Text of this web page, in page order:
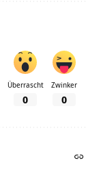
Überrascht
0
Zwinker
0